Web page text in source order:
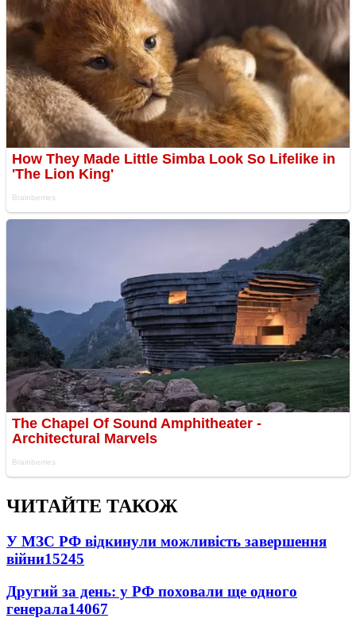
ЧИТАЙТЕ ТАКОЖ
У МЗС РФ відкинули можливість завершення
війни15245
Другий за день: у РФ поховали ще одного
генерала14067